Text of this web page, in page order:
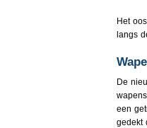
Het
langs
De
een
gedekt